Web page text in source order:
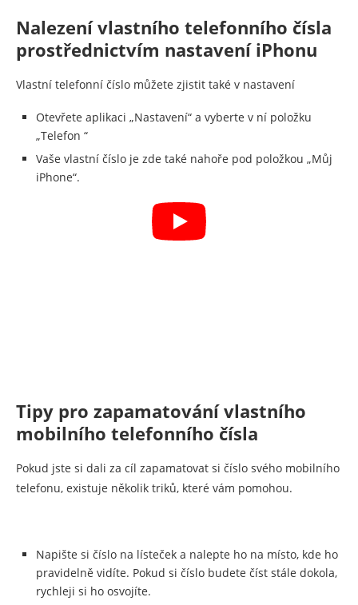
Nalezení vlastního telefonního čísla
prostřednictvím nastavení iPhonu
Vlastní telefonní číslo můžete zjistit také v nastavení
Otevřete aplikaci „Nastavení“ a vyberte v ní položku
„Telefon “
Vaše vlastní číslo je zde také nahoře pod položkou „Můj
iPhone“.
Tipy pro zapamatování vlastního
mobilního telefonního čísla
Pokud jste si dali za cíl zapamatovat si číslo svého mobilního
telefonu, existuje několik triků, které vám pomohou.
Napište si číslo na lísteček a nalepte ho na místo, kde ho
pravidelně vidíte. Pokud si číslo budete číst stále dokola,
rychleji si ho osvojíte.